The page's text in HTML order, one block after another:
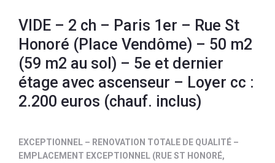
VIDE – 2 ch – Paris 1er – Rue St
Honoré (Place Vendôme) – 50 m2
(59 m2 au sol) – 5e et dernier
étage avec ascenseur – Loyer cc :
2.200 euros (chauf. inclus)
EXCEPTIONNEL – RENOVATION TOTALE DE QUALITÉ –
EMPLACEMENT EXCEPTIONNEL (RUE ST HONORÉ,